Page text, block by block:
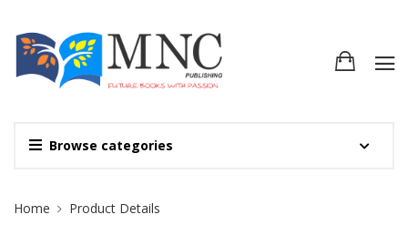
Browse categories
Site Breadcrumb
Home Product Details